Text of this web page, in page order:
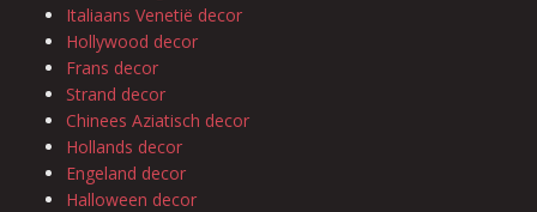
Italiaans Venetië decor
Hollywood decor
Frans decor
Strand decor
Chinees Aziatisch decor
Hollands decor
Engeland decor
Halloween decor